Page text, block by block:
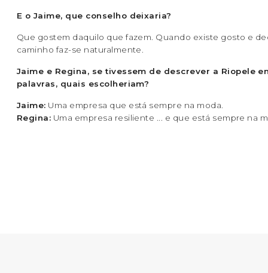
E o Jaime, que conselho deixaria?
Que gostem daquilo que fazem. Quando existe gosto e
caminho faz-se naturalmente.
Jaime e Regina, se tivessem de descrever a Riopele
palavras, quais escolheriam?
Jaime: Uma empresa que está sempre na moda.
Regina: Uma empresa resiliente ... e que está sempre na